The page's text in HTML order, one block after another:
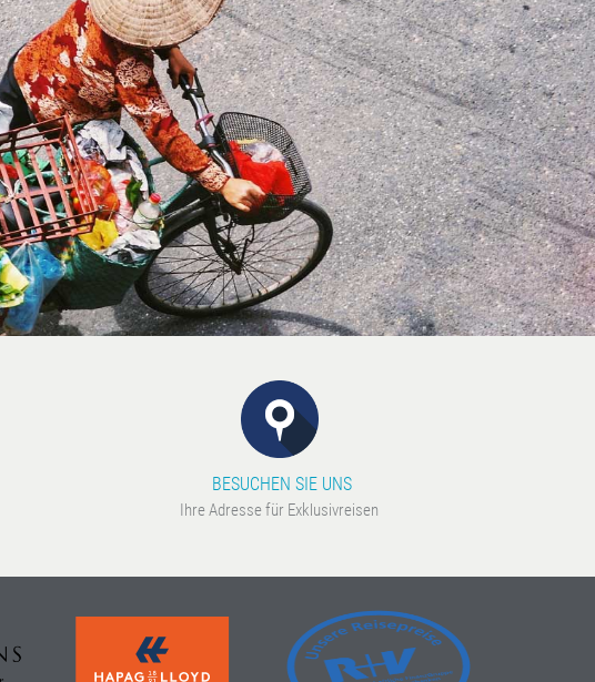
BESUCHEN SIE UNS
Ihre Adresse für Exklusivreisen